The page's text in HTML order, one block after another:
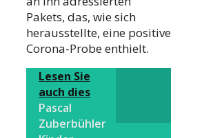
Pakets, das, wie sich
herausstellte, eine positive
Corona-Probe enthielt.
Lesen Sie
auch dies
Pascal
Zuberbühler